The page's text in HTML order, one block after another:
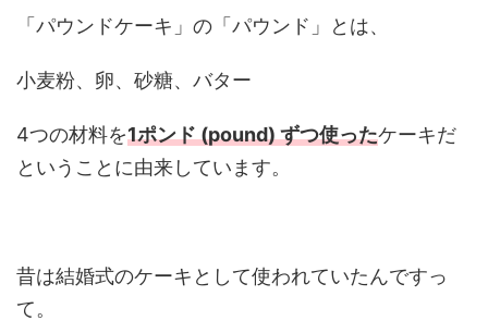
「パウンドケーキ」の「パウンド」とは、
小麦粉、卵、砂糖、バター
4つの材料を1ポンド (pound) ずつ使ったケーキだ
ということに由来しています。
昔は結婚式のケーキとして使われていたんですっ
て。